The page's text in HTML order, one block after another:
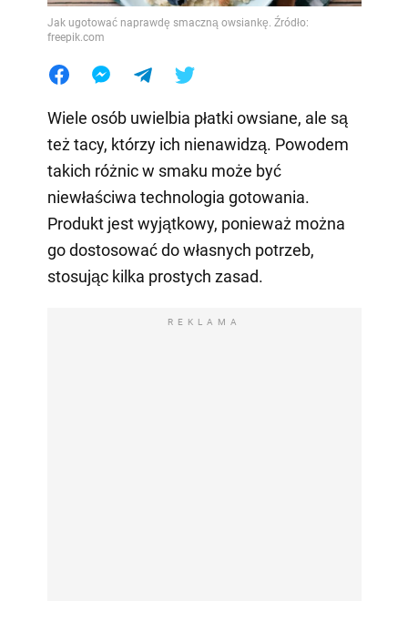
Jak ugotować naprawdę smaczną owsiankę. Źródło:
freepik.com
Wiele osób uwielbia płatki owsiane, ale są
też tacy, którzy ich nienawidzą. Powodem
takich różnic w smaku może być
niewłaściwa technologia gotowania.
Produkt jest wyjątkowy, ponieważ można
go dostosować do własnych potrzeb,
stosując kilka prostych zasad.
REKLAMA